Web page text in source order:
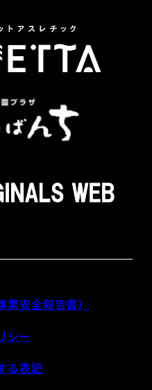
安全報告書）
シー
る表記